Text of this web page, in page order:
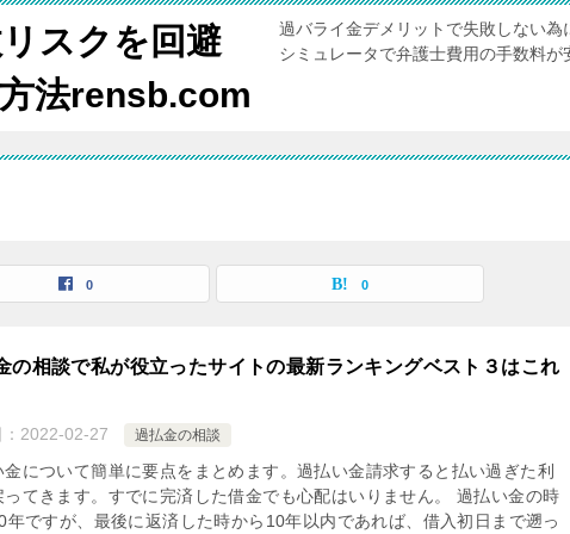
スクを回避
法rensb.com
過バライ金デメリットで失敗しない
シミュレータで弁護士費用の手数料が
0 0
の相談で私が役立ったサイトの最新ランキングベスト３はこれ
2022-02-27 過払金の相談
金について簡単に要点をまとめます。過払い金請求すると払い過ぎた利
ってきます。すでに完済した借金でも心配はいりません。 過払い金の時
年ですが、最後に返済した時から10年以内であれば、借入初日まで遡っ